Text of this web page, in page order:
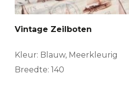
Vintage Zeilboten
Kleur: Blauw, Meerkleurig
Breedte: 140